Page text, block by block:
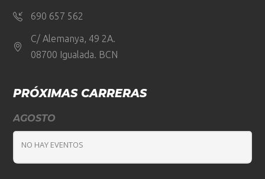
690 657 562
C/ Alemanya, 49 2A.
08700 Igualada. BCN
PRÓXIMAS CARRERAS
AGOSTO
NO HAY EVENTOS